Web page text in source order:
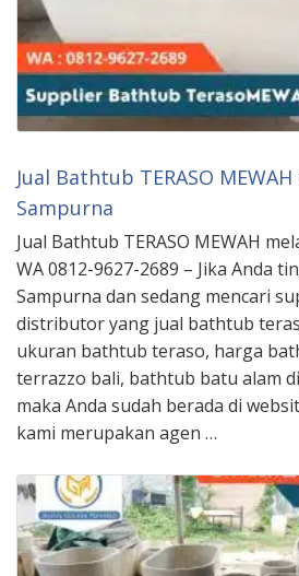
Jual Bathtub TERASO
Sampurna
Jual Bathtub TERASO MEWAH
WA 0812-9627-2689 – Jika Anda
Sampurna dan sedang mencari
distributor yang jual bathtub
ukuran bathtub teraso, harga
terrazzo bali, bathtub batu alam
maka Anda sudah berada di
kami merupakan agen …